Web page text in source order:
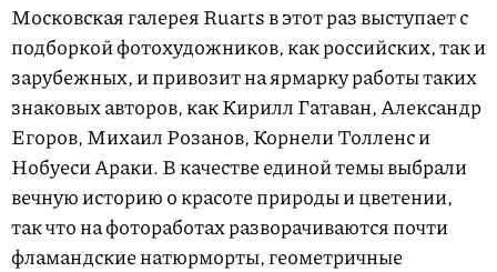
Московская галерея Ruarts в этот раз выступает с
подборкой фотохудожников, как российских, так и
зарубежных, и привозит на ярмарку работы таких
знаковых авторов, как Кирилл Гатаван, Александр
Егоров, Михаил Розанов, Корнели Толленс и
Нобуеси Араки. В качестве единой темы выбрали
вечную историю о красоте природы и цветении,
так что на фотоработах разворачиваются почти
фламандские натюрморты, геометричные